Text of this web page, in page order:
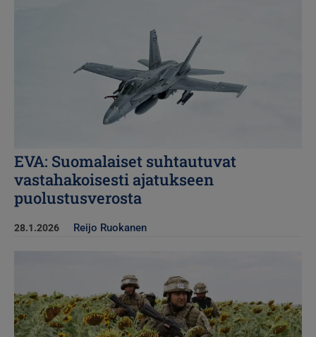
EVA: Suomalaiset suhtautuvat
vastahakoisesti ajatukseen
puolustusverosta
28.1.2026 Reijo Ruokanen